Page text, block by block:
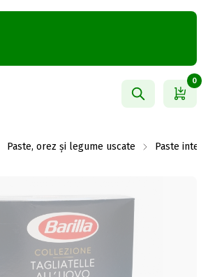
0
Paste, orez și legume uscate Paste